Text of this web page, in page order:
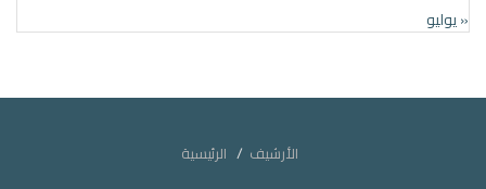
« يوليو
الأرشيف الرئيسية